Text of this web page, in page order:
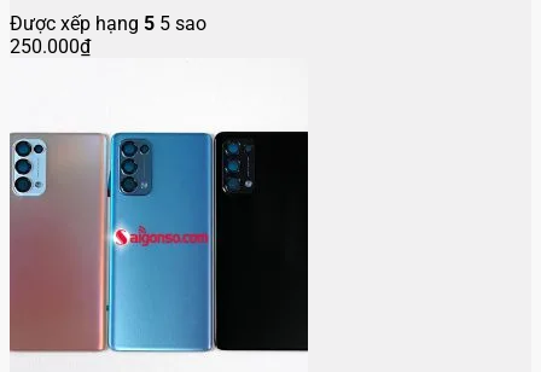
Được xếp hạng 5 5 sao
250.000₫